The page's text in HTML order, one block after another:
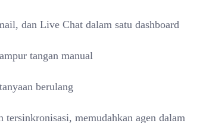
dan Live Chat dalam satu dashboard
tangan manual
berulang
tersinkronisasi, memudahkan agen dalam